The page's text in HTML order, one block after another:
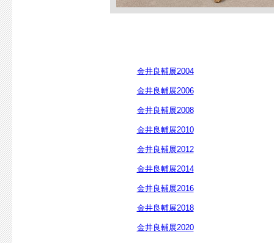
金井良輔展2004
金井良輔展2006
金井良輔展2008
金井良輔展2010
金井良輔展2012
金井良輔展2014
金井良輔展2016
金井良輔展2018
金井良輔展2020